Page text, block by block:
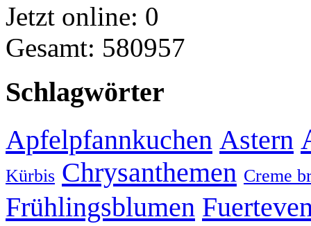
Jetzt online: 0
Gesamt: 580957
Schlagwörter
Apfelpfannkuchen Astern
Kürbis Chrysanthemen Creme
Frühlingsblumen